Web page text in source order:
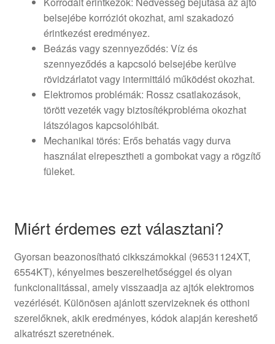
belsejébe korróziót okozhat, ami szakadozó
érintkezést eredményez.
Beázás vagy szennyeződés: Víz és
szennyeződés a kapcsoló belsejébe kerülve
rövidzárlatot vagy intermittáló működést okozhat.
Elektromos problémák: Rossz csatlakozások,
törött vezeték vagy biztosítékprobléma okozhat
látszólagos kapcsolóhibát.
Mechanikai törés: Erős behatás vagy durva
használat elrepesztheti a gombokat vagy a rögzítő
füleket.
Miért érdemes ezt választani?
Gyorsan beazonosítható cikkszámokkal (96531124XT,
6554KT), kényelmes beszerelhetőséggel és olyan
funkcionalitással, amely visszaadja az ajtók elektromos
vezérlését. Különösen ajánlott szervizeknek és otthoni
szerelőknek, akik eredményes, kódok alapján kereshető
alkatrészt szeretnének.